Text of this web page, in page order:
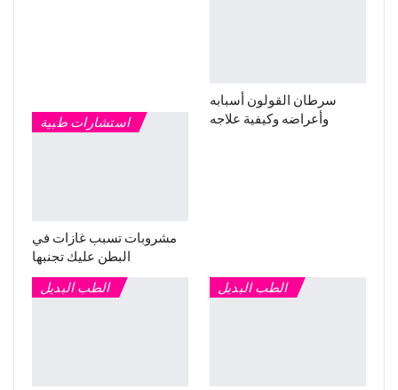
استشارات طبية
مشروبات تسبب غازات في
البطن عليك تجنبها
سرطان القولون أسبابه
وأعراضه وكيفية علاجه
الطب البديل الطب البديل